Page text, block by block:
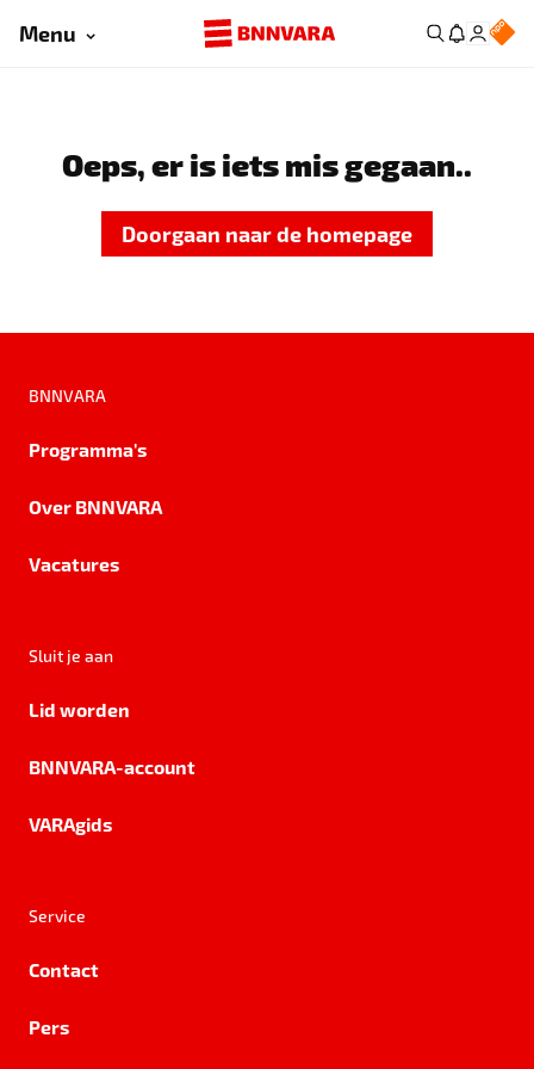
Menu
Oeps, er is iets mis gegaan..
Doorgaan naar de homepage
BNNVARA
Programma's
Over BNNVARA
Vacatures
Sluit je aan
Lid worden
BNNVARA-account
VARAgids
Service
Contact
Pers